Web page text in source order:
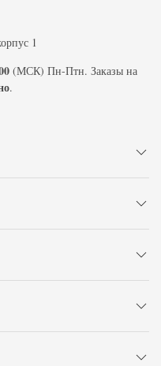
1
(МСК) Пн-Птн. Заказы на
.